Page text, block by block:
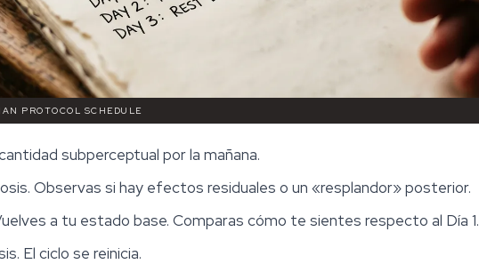
PROTOCOL SCHEDULE
subperceptual por la mañana.
Observas si hay efectos residuales o un «resplandor» posterior.
a tu estado base. Comparas cómo te sientes respecto al Día 1.
El ciclo se reinicia.